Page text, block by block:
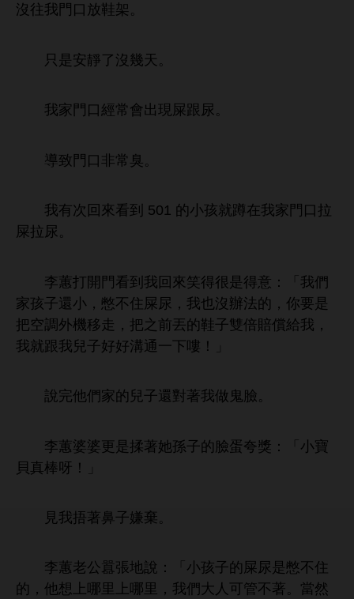
沒往
放 架。
只 沒幾 。
經常 現屎跟尿。
導致 非常臭。
次回 到 501 孩就蹲
拉
屎拉尿。
李蕙打 到 回 笑得很 得 ：「
們
孩子還
，憋 屎尿， 也沒辦法
，
把空調
移 ，把之 丟 子雙倍賠償
，
就跟
兒子好好溝通 嘍！」
完 們 兒子還對著 鬼 。
李蕙婆婆更 揉著 孫子 蛋夸獎：「
寶
貝真棒呀！」
見 捂著 子嫌棄。
李蕙老公囂張 ：「 孩子 屎尿
憋
，
里 里， 們 管
著。當然